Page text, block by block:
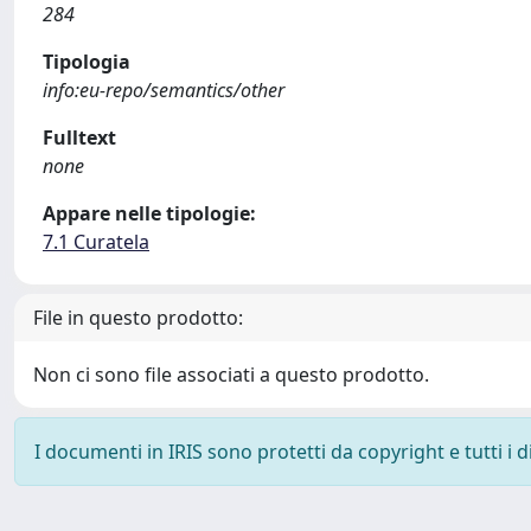
284
Tipologia
info:eu-repo/semantics/other
Fulltext
none
Appare nelle tipologie:
7.1 Curatela
File in questo prodotto:
Non ci sono file associati a questo prodotto.
I documenti in IRIS sono protetti da copyright e tutti i